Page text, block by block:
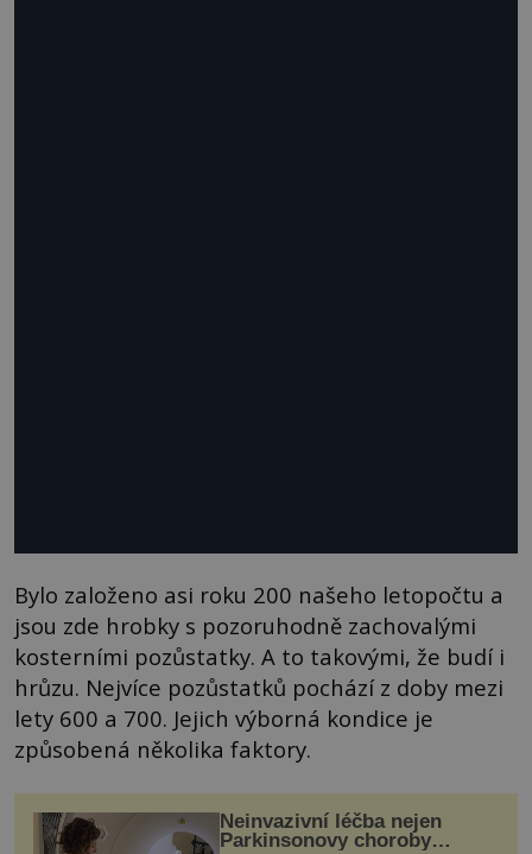
Bylo založeno asi roku 200 našeho letopočtu a
jsou zde hrobky s pozoruhodně zachovalými
kosterními pozůstatky. A to takovými, že budí i
hrůzu. Nejvíce pozůstatků pochází z doby mezi
lety 600 a 700. Jejich výborná kondice je
způsobená několika faktory.
Neinvazivní léčba nejen
Parkinsonovy choroby